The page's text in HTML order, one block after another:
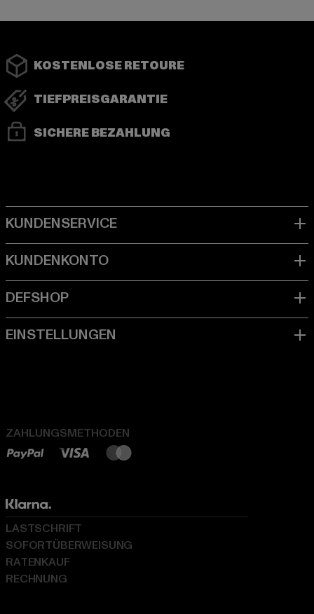
KOSTENLOSE RETOURE
TIEFPREISGARANTIE
SICHERE BEZAHLUNG
ZAHLUNGSMETHODEN
LASTSCHRIFT
SOFORTÜBERWEISUNG
RATENKAUF
RECHNUNG